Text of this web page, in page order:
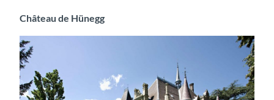
Château de Hünegg